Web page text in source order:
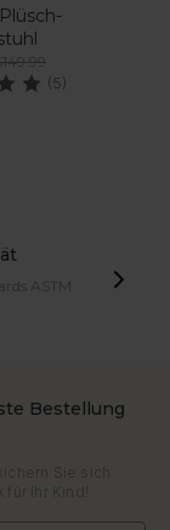
(5)
ASTM
Bestellung
Sie sich
Ihr Kind!